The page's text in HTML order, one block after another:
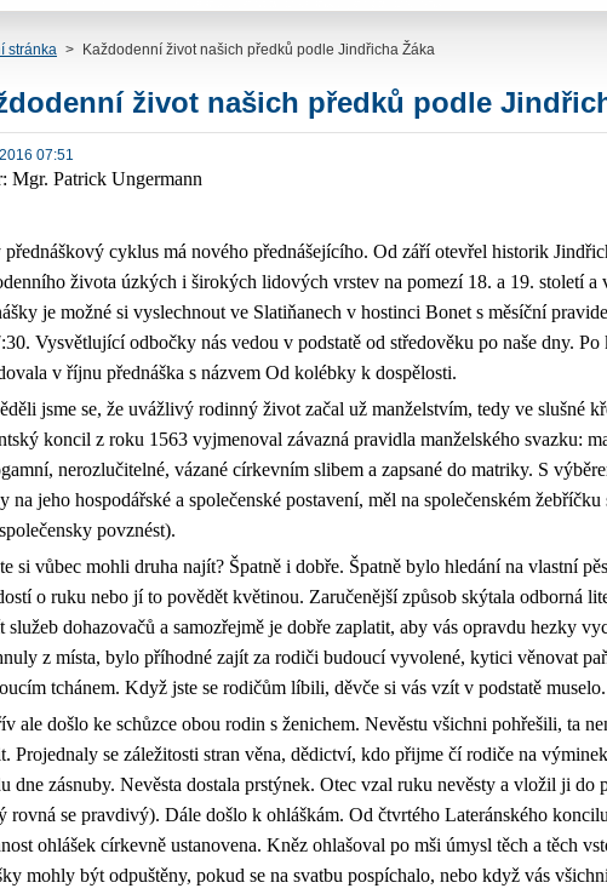
stránka > Každodenní život našich předků podle Jindřicha Žáka
život našich předků podle
07:51
Mgr. Patrick Ungermann
cyklus má nového přednášejícího. Od září otevřel historik
života úzkých i širokých lidových vrstev na pomezí 18. a 19. století a
je možné si vyslechnout ve Slatiňanech v hostinci Bonet s měsíční
Vysvětlující odbočky nás vedou v podstatě od středověku po naše dny.
v říjnu přednáška s názvem Od kolébky k dospělosti.
jsme se, že uvážlivý rodinný život začal už manželstvím, tedy ve slušné
koncil z roku 1563 vyjmenoval závazná pravidla manželského svazku:
nerozlučitelné, vázané církevním slibem a zapsané do matriky. S
na jeho hospodářské a společenské postavení, měl na společenském žebříčku
povznést).
si vůbec mohli druha najít? Špatně i dobře. Špatně bylo hledání na vlastní
o ruku nebo jí to povědět květinou. Zaručenější způsob skýtala odborná
služeb dohazovačů a samozřejmě je dobře zaplatit, aby vás opravdu hezky
z místa, bylo příhodné zajít za rodiči budoucí vyvolené, kytici věnovat
tchánem. Když jste se rodičům líbili, děvče si vás vzít v podstatě muselo.
ale došlo ke schůzce obou rodin s ženichem. Nevěstu všichni pohřešili, ta
Projednaly se záležitosti stran věna, dědictví, kdo přijme čí rodiče na
dne zásnuby. Nevěsta dostala prstýnek. Otec vzal ruku nevěsty a vložil ji do
rovná se pravdivý). Dále došlo k ohláškám. Od čtvrtého Lateránského
ohlášek církevně ustanovena. Kněz ohlašoval po mši úmysl těch a těch
mohly být odpuštěny, pokud se na svatbu pospíchalo, nebo když vás